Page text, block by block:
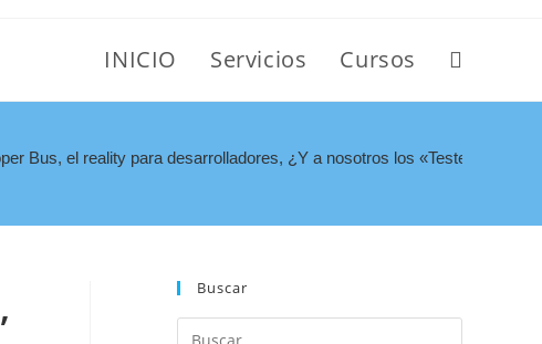
INICIO Servicios Cursos
Bus, el reality para desarrolladores, ¿Y a nosotros los «Testers»,
Buscar